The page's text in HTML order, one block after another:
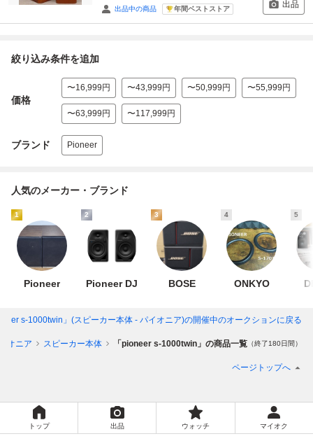
出品中の商品 年間ベストストア 出品
絞り込み条件を追加
価格
〜16,999円 〜43,999円 〜50,999円 〜55,999円
〜63,999円 〜117,999円
ブランド Pioneer
人気のメーカー・ブランド
1
Pioneer
2
Pioneer DJ
3
BOSE
4
ONKYO
5
s-1000twin」(スピーカー本体 - パイオニア)の開催中のオークションに戻る
オニア スピーカー本体 「pioneer s-1000twin」の商品一覧 （終了180日間）
ページトップへ
トップ 出品 ウォッチ マイオク